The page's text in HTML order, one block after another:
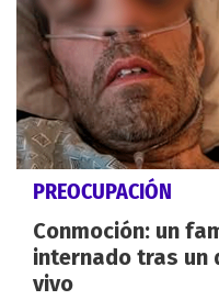
PREOCUPACIÓN
Conmoción: un
internado tras un
vivo